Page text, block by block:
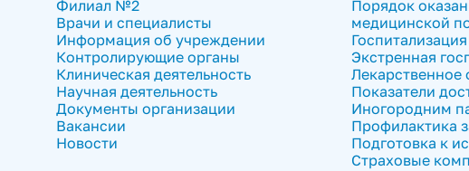
Филиал №2
Врачи и специалисты
Информация об учреждении
Контролирующие органы
Клиническая деятельность
Научная деятельность
Документы организации
Вакансии
Новости
Порядок
медицинской
Госпитализация
Экстренная
Лекарственное
Показатели
Иногородним
Профилактика
Подготовка к
Страховые